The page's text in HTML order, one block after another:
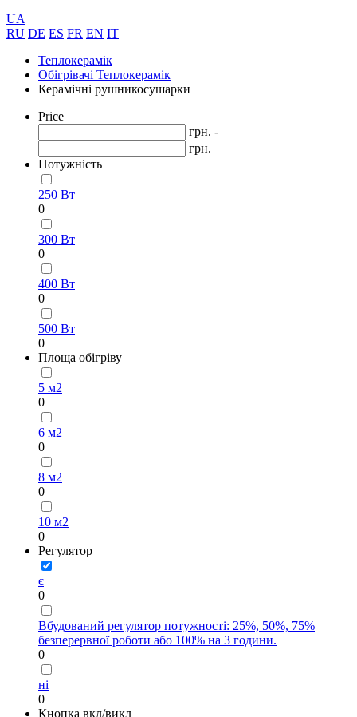
UA
RU DE ES FR EN IT
Теплокерамік
Обігрівачі Теплокерамік
Керамічні рушникосушарки
Price
грн. -
грн.
Потужність
250 Вт
0
300 Вт
0
400 Вт
0
500 Вт
0
Площа обігріву
5 м2
0
6 м2
0
8 м2
0
10 м2
0
Регулятор
є
0
Вбудований регулятор потужності: 25%, 50%, 75%
безперервної роботи або 100% на 3 години.
0
ні
0
Кнопка вкл/викл